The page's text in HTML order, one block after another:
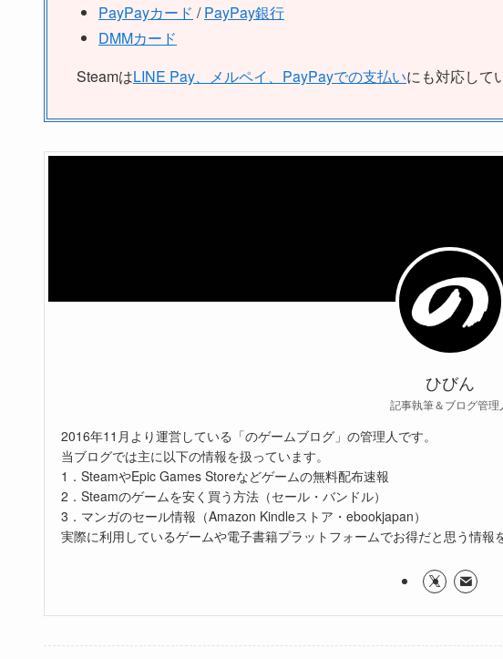
PayPayカード /PayPay銀行
DMMカード
SteamはLINE Pay、メルペイ、PayPayでの支払いにも対応して
ひびん
記事執筆＆ブログ管理
2016年11月より運営している「のゲームブログ」の管理人です。
当ブログでは主に以下の情報を扱っています。
1．SteamやEpic Games Storeなどゲームの無料配布速報
2．Steamのゲームを安く買う方法（セール・バンドル）
3．マンガのセール情報（Amazon Kindleストア・ebookjapan）
実際に利用しているゲームや電子書籍プラットフォームでお得だと思う情報